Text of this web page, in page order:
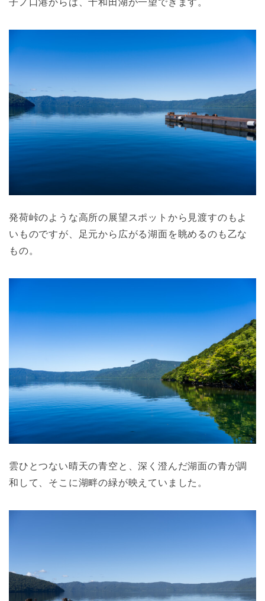
子ノ口港からは、十和田湖が一望できます。
発荷峠のような高所の展望スポットから見渡すのもよ
いものですが、足元から広がる湖面を眺めるのも乙な
もの。
雲ひとつない晴天の青空と、深く澄んだ湖面の青が調
和して、そこに湖畔の緑が映えていました。